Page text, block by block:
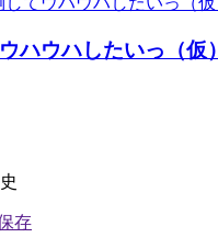
ハウハしたいっ（仮）